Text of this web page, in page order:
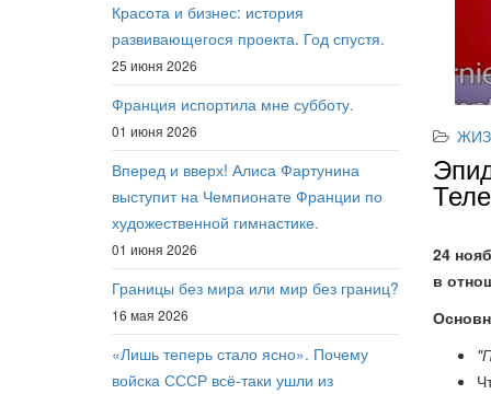
Красота и бизнес: история
развивающегося проекта. Год спустя.
25 июня 2026
Франция испортила мне субботу.
01 июня 2026
Вперед и вверх! Алиса Фартунина
выступит на Чемпионате Франции по
художественной гимнастике.
01 июня 2026
Границы без мира или мир без границ?
16 мая 2026
«Лишь теперь стало ясно». Почему
войска СССР всё-таки ушли из
24
в